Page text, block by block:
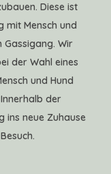
Diese ist
mit Mensch und
Gassigang. Wir
der Wahl eines
und Hund
der
ins neue Zuhause